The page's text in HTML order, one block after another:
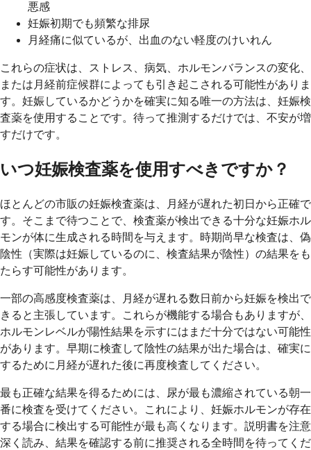
悪感
妊娠初期でも頻繁な排尿
月経痛に似ているが、出血のない軽度のけいれん
これらの症状は、ストレス、病気、ホルモンバランスの変化、
または月経前症候群によっても引き起こされる可能性がありま
す。妊娠しているかどうかを確実に知る唯一の方法は、妊娠検
査薬を使用することです。待って推測するだけでは、不安が増
すだけです。
いつ妊娠検査薬を使用すべきですか？
ほとんどの市販の妊娠検査薬は、月経が遅れた初日から正確で
す。そこまで待つことで、検査薬が検出できる十分な妊娠ホル
モンが体に生成される時間を与えます。時期尚早な検査は、偽
陰性（実際は妊娠しているのに、検査結果が陰性）の結果をも
たらす可能性があります。
一部の高感度検査薬は、月経が遅れる数日前から妊娠を検出で
きると主張しています。これらが機能する場合もありますが、
ホルモンレベルが陽性結果を示すにはまだ十分ではない可能性
があります。早期に検査して陰性の結果が出た場合は、確実に
するために月経が遅れた後に再度検査してください。
最も正確な結果を得るためには、尿が最も濃縮されている朝一
番に検査を受けてください。これにより、妊娠ホルモンが存在
する場合に検出する可能性が最も高くなります。説明書を注意
深く読み、結果を確認する前に推奨される全時間を待ってくだ